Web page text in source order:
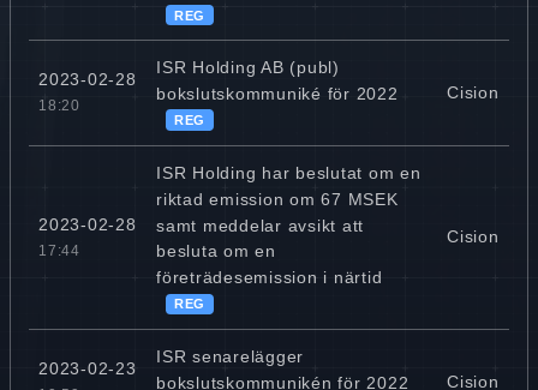
REG
2023-02-28
18:20
ISR Holding AB (publ)
bokslutskommuniké för 2022
REG
Cision
2023-02-28
17:44
ISR Holding har beslutat om en
riktad emission om 67 MSEK
samt meddelar avsikt att
besluta om en
företrädesemission i närtid
REG
Cision
2023-02-23
ISR senarelägger
bokslutskommunikén för 2022
Cision